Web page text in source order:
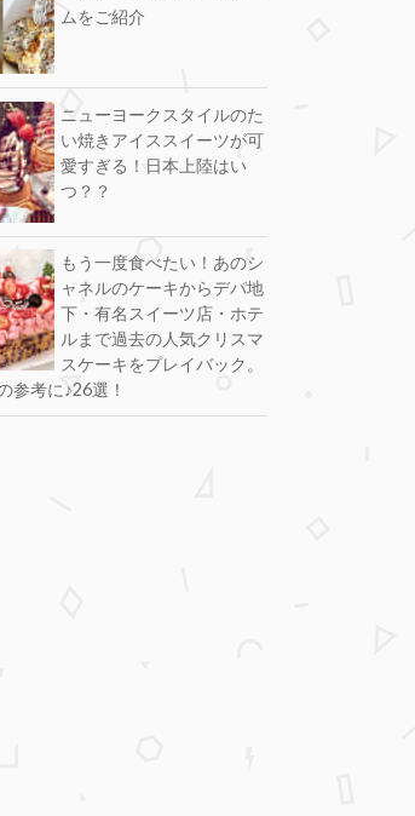
ムをご紹介
ニューヨークスタイルのた
い焼きアイススイーツが可
愛すぎる！日本上陸はい
つ？？
もう一度食べたい！あのシ
ャネルのケーキからデパ地
下・有名スイーツ店・ホテ
ルまで過去の人気クリスマ
スケーキをプレイバック。
参考に♪26選！